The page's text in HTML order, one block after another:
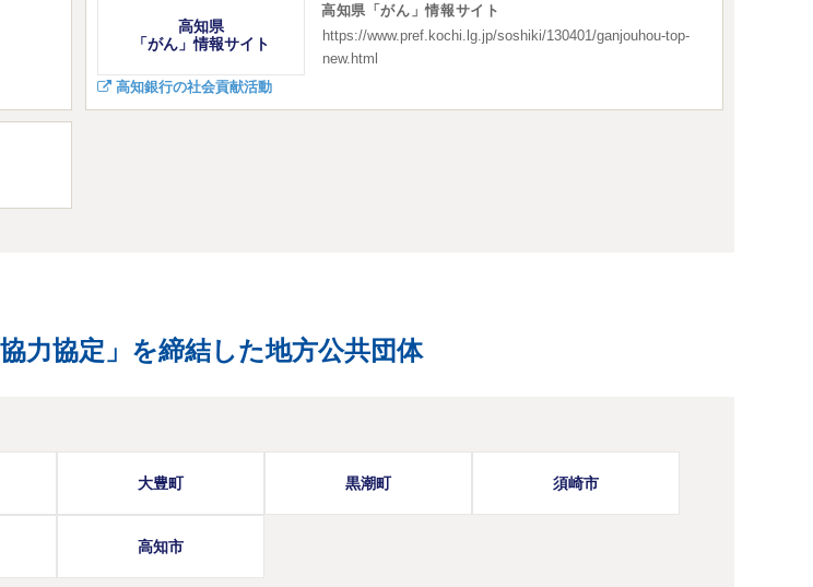
高知県
「がん」情報サイト
高知県「がん」情報サイト
https://www.pref.kochi.lg.jp/soshiki/130401/ganjouhou-top-
new.html
高知銀行の社会貢献活動
力協定」を締結した地方公共団体
大豊町 黒潮町 須崎市
高知市